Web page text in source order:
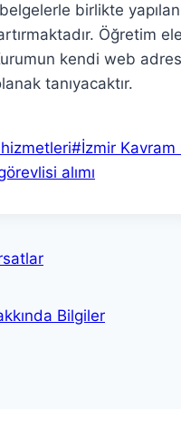
birlikte
Öğretim
kendi web
tanıyacaktır.
#İzmir Kavram
alımı
Bilgiler